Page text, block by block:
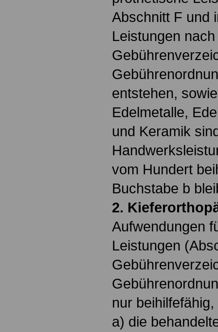
Abschnitt F und
Leistungen
entstehen,
Edelmetalle,
und Keramik
vom Hundert
Buchstabe b
2.
Aufwendungen
Leistungen
nur
a) die